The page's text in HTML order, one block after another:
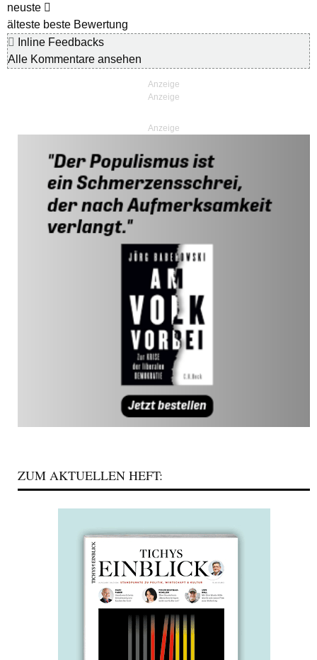
neuste
älteste beste Bewertung
Inline Feedbacks
Alle Kommentare ansehen
Anzeige
ZUM AKTUELLEN HEFT: